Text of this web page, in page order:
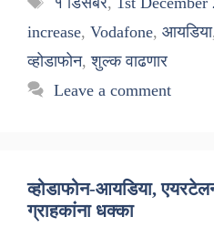
increase, Vodafone, आयडिया
व्होडाफोन,शुल्क वाढणार
Leave a comment
व्होडाफोन-आयडिया,
ग्राहकांना धक्का